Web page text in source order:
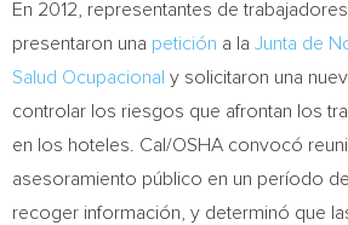
En 2012, representantes de
presentaron una petición a la Junta de
Salud Ocupacional y solicitaron una
controlar los riesgos que afrontan los
en los hoteles. Cal/OSHA convocó
asesoramiento público en un período
recoger información, y determinó que